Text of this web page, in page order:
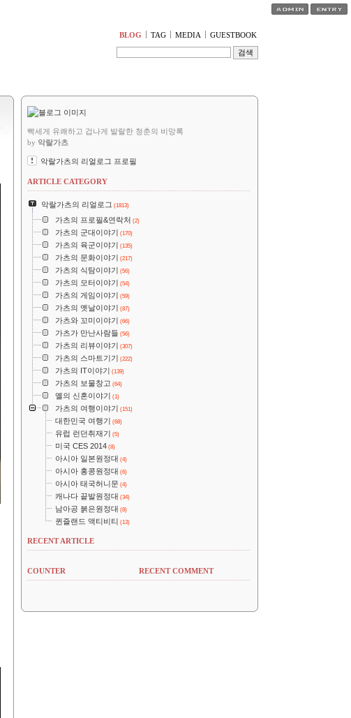
BLOG TAG MEDIA GUESTBOOK
빡세게 유쾌하고 겁나게 발랄한 청춘의 비망록
by 악랄가츠
악랄가츠의 리얼로그 프로필
ARTICLE CATEGORY
악랄가츠의 리얼로그 (1813)
가츠의 프로필&연락처 (2)
가츠의 군대이야기 (170)
가츠의 육군이야기 (135)
가츠의 문화이야기 (217)
가츠의 식탐이야기 (56)
가츠의 모터이야기 (54)
가츠의 게임이야기 (59)
가츠의 옛날이야기 (87)
가츠와 꼬미이야기 (66)
가츠가 만난사람들 (56)
가츠의 리뷰이야기 (307)
가츠의 스마트기기 (222)
가츠의 IT이야기 (139)
가츠의 보물창고 (64)
옐의 신혼이야기 (1)
가츠의 여행이야기 (151)
대한민국 여행기 (68)
유럽 런던취재기 (5)
미국 CES 2014 (8)
아시아 일본원정대 (4)
아시아 홍콩원정대 (6)
아시아 태국허니문 (4)
캐나다 끝발원정대 (34)
남아공 붉은원정대 (8)
퀸즐랜드 액티비티 (13)
RECENT ARTICLE
COUNTER RECENT COMMENT
티스토리툴바